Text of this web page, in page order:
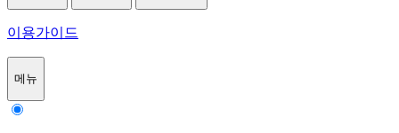
이용가이드
메뉴